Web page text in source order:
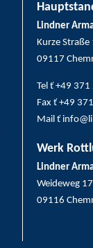
Lindner
Kurze Straße
09117
Tel ť +49
Fax ť +49
Mail ť
Werk
Lindner
Weideweg 17
09116